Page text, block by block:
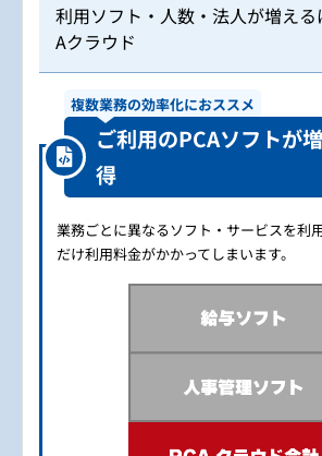
利用ソフト・人数・法人が増える
Aクラウド
複数業務の効率化におススメ
ご利用のPCAソフトが
得
業務ごとに異なるソフト・サービスを利
だけ利用料金がかかってしまいます。